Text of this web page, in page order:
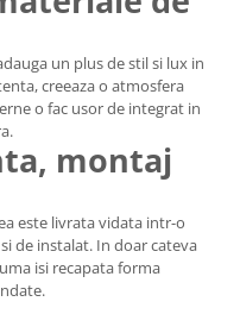
un plus de stil si lux in
creeaza o atmosfera
o fac usor de integrat in
montaj
este livrata vidata intr-o
de instalat. In doar cateva
isi recapata forma